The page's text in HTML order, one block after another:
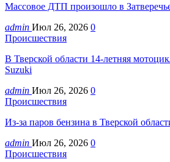
Массовое ДТП произошло в
admin Июл 26, 2026 0
Происшествия
В Тверской области 14-летняя
Suzuki
admin Июл 26, 2026 0
Происшествия
Из-за паров бензина в Тверской
admin Июл 26, 2026 0
Происшествия